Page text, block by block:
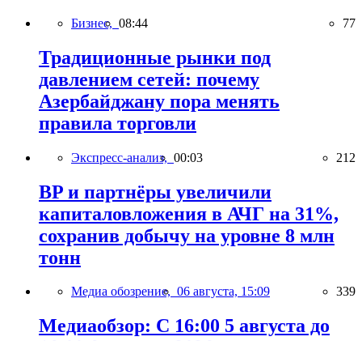
Бизнес, 08:44 77
Традиционные рынки под
давлением сетей: почему
Азербайджану пора менять
правила торговли
Экспресс-анализ, 00:03 212
BP и партнёры увеличили
капиталовложения в АЧГ на 31%,
сохранив добычу на уровне 8 млн
тонн
Медиа обозрение, 06 августа, 15:09 339
Медиаобзор: С 16:00 5 августа до